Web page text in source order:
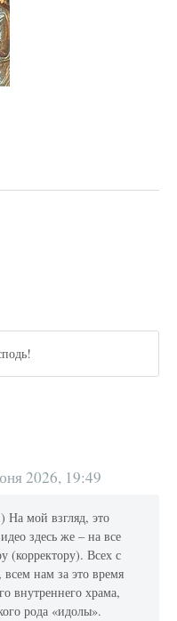
2026, 19:49
На мой взгляд, это
здесь же – на все
(корректору). Всех с
нам за это время
внутреннего храма,
рода «идолы».